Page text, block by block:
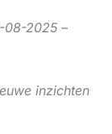
08-2025 –
inzichten